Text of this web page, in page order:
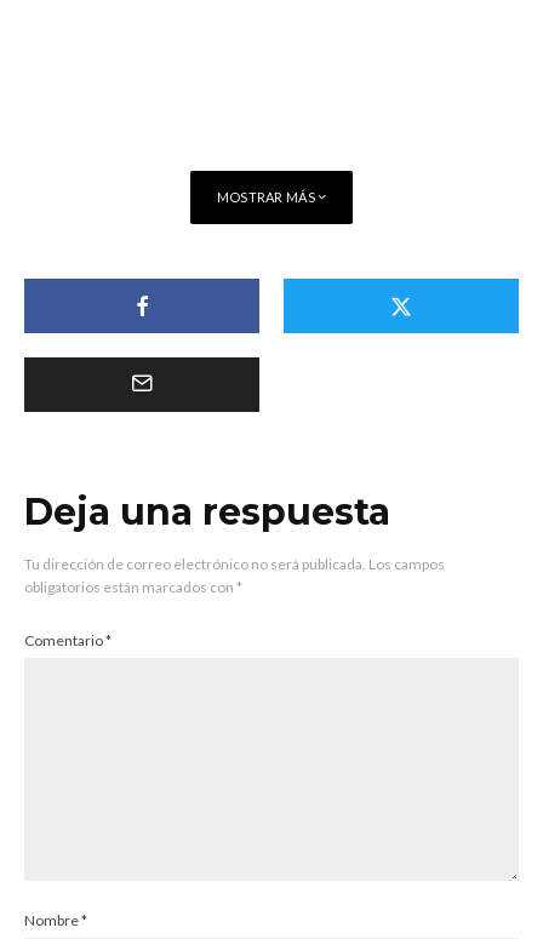
MOSTRAR MÁS
Deja una respuesta
Tu dirección de correo electrónico no será publicada. Los campos
obligatorios están marcados con *
Comentario*
Nombre*